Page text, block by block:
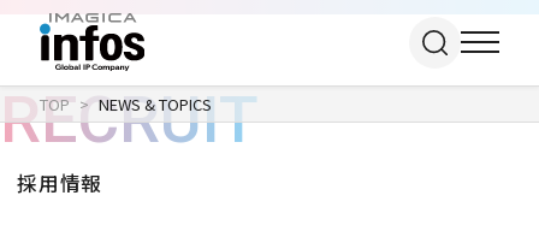
IP / MEDIA
TOP NEWS & TOPICS
RECRUIT
採用情報